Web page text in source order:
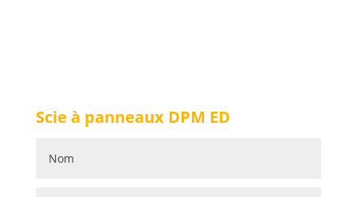
Scie à panneaux DPM ED